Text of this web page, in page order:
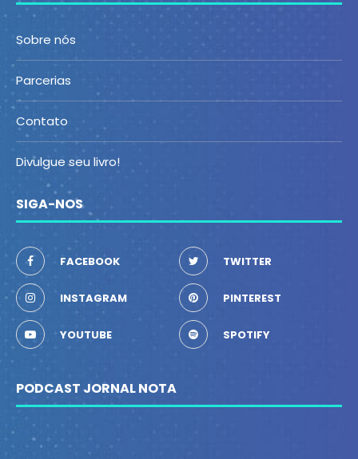
Sobre nós
Parcerias
Contato
Divulgue seu livro!
SIGA-NOS
FACEBOOK TWITTER
INSTAGRAM PINTEREST
YOUTUBE SPOTIFY
PODCAST JORNAL NOTA